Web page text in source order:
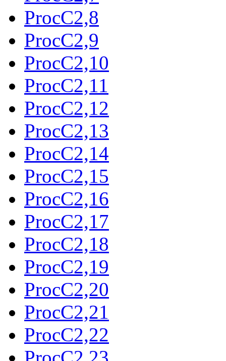
ProcC2,8
ProcC2,9
ProcC2,10
ProcC2,11
ProcC2,12
ProcC2,13
ProcC2,14
ProcC2,15
ProcC2,16
ProcC2,17
ProcC2,18
ProcC2,19
ProcC2,20
ProcC2,21
ProcC2,22